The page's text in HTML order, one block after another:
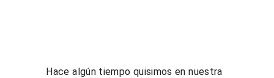
​Hace algún tiempo quisimos en nuestra